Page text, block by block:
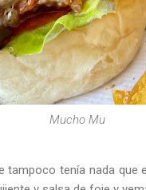
Mucho Mu
tampoco tenía nada que